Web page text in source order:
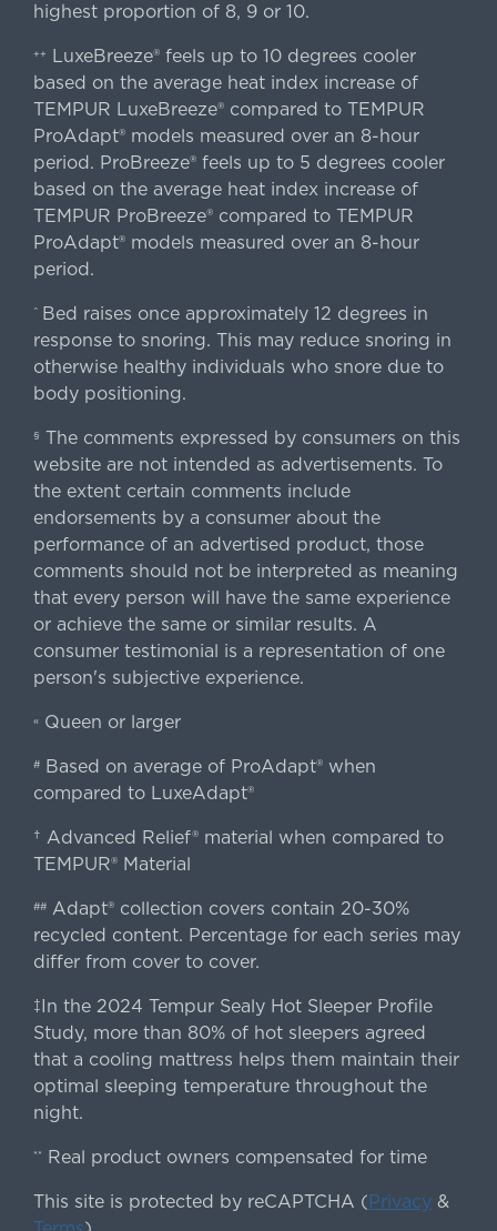
highest proportion of 8, 9 or 10.
++
LuxeBreeze® feels up to 10 degrees cooler
based on the average heat index increase of
TEMPUR LuxeBreeze® compared to TEMPUR
ProAdapt® models measured over an 8-hour
period. ProBreeze® feels up to 5 degrees cooler
based on the average heat index increase of
TEMPUR ProBreeze® compared to TEMPUR
ProAdapt® models measured over an 8-hour
period.
^ Bed raises once approximately 12 degrees in
response to snoring. This may reduce snoring in
otherwise healthy individuals who snore due to
body positioning.
§ The comments expressed by consumers on this
website are not intended as advertisements. To
the extent certain comments include
endorsements by a consumer about the
performance of an advertised product, those
comments should not be interpreted as meaning
that every person will have the same experience
or achieve the same or similar results. A
consumer testimonial is a representation of one
person's subjective experience.
«Queen or larger
#Based on average of ProAdapt® when
compared to LuxeAdapt®
† Advanced Relief® material when compared to
TEMPUR® Material
##Adapt® collection covers contain 20-30%
recycled content. Percentage for each series may
differ from cover to cover.
‡In the 2024 Tempur Sealy Hot Sleeper Profile
Study, more than 80% of hot sleepers agreed
that a cooling mattress helps them maintain their
optimal sleeping temperature throughout the
night.
** Real product owners compensated for time
This site is protected by reCAPTCHA ( Privacy&